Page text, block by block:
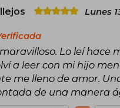
seguido de Yacaré y La
Historia de una gaviota y del
para muchos jóvenes y
tradición publica ahora
llamado Leal, un relato
volverá a conmover
independencia de su edad.
Lunes
Lo leí hace
a leer con mi hijo
me lleno de amor.
de una manera